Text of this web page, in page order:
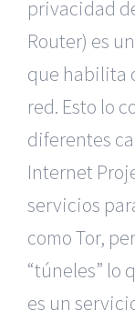
privacidad
Router) es
que habilita
red. Esto lo
diferentes
Internet
servicios
como Tor,
“túneles” lo
es un